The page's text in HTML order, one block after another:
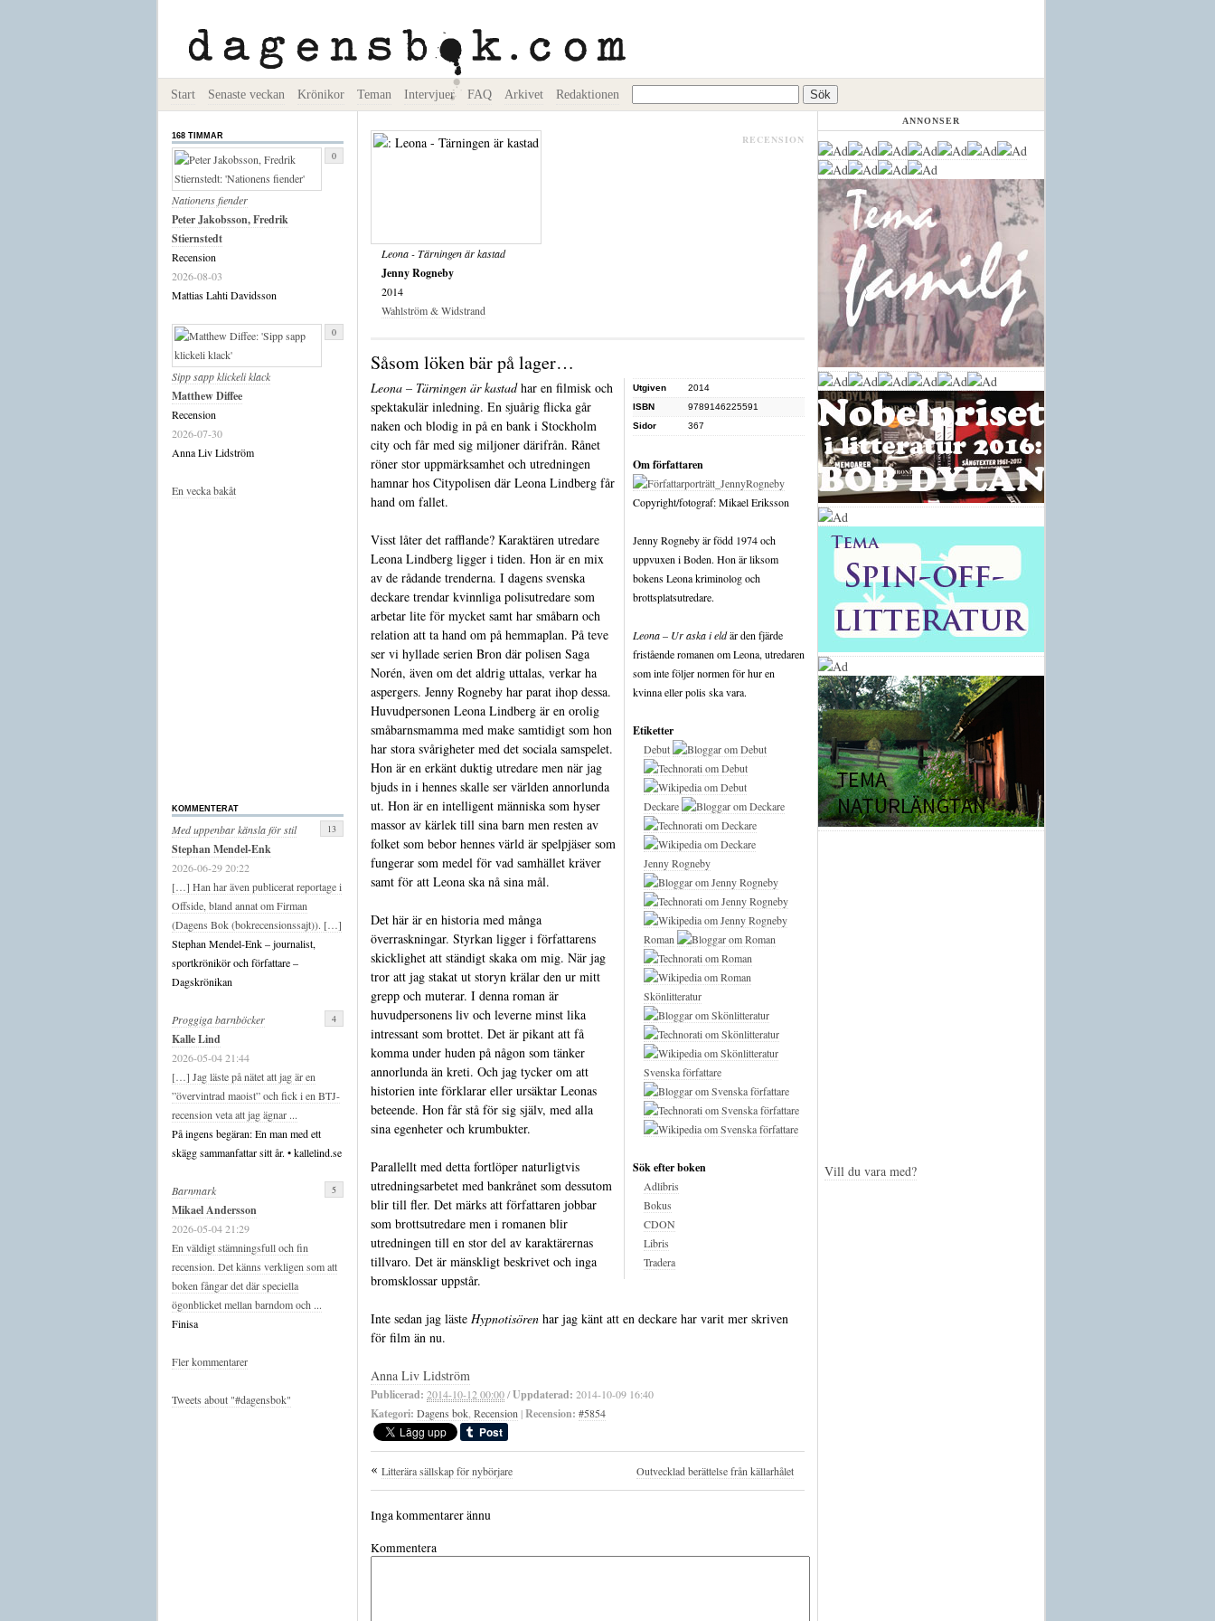
Start Senaste veckan Krönikor Teman Intervjuer FAQ Arkivet Redaktionen
RECENSION
Leona - Tärningen är kastad
Jenny Rogneby
2014
Wahlström & Widstrand
Såsom löken bär på lager…
Utgiven
2014
ISBN
9789146225591
Sidor
367
Om författaren
Copyright/fotograf: Mikael Eriksson
Jenny Rogneby är född 1974 och
uppvuxen i Boden. Hon är liksom
bokens Leona kriminolog och
brottsplatsutredare.
Leona – Ur aska i eldär den fjärde
fristående romanen om Leona, utredaren
som inte följer normen för hur en
kvinna eller polis ska vara.
Etiketter
Debut
Deckare
Jenny Rogneby
Roman
Skönlitteratur
Svenska författare
Sök efter boken
Adlibris
Bokus
CDON
Libris
Tradera
Leona – Tärningen är kastadhar en filmisk och
spektakulär inledning. En sjuårig flicka går
naken och blodig in på en bank i Stockholm
city och får med sig miljoner därifrån. Rånet
röner stor uppmärksamhet och utredningen
hamnar hos Citypolisen där Leona Lindberg får
hand om fallet.
Visst låter det rafflande? Karaktären utredare
Leona Lindberg ligger i tiden. Hon är en mix
av de rådande trenderna. I dagens svenska
deckare trendar kvinnliga polisutredare som
arbetar lite för mycket samt har småbarn och
relation att ta hand om på hemmaplan. På teve
ser vi hyllade serien Bron där polisen Saga
Norén, även om det aldrig uttalas, verkar ha
aspergers. Jenny Rogneby har parat ihop dessa.
Huvudpersonen Leona Lindberg är en orolig
småbarnsmamma med make samtidigt som hon
har stora svårigheter med det sociala samspelet.
Hon är en erkänt duktig utredare men när jag
bjuds in i hennes skalle ser världen annorlunda
ut. Hon är en intelligent människa som hyser
massor av kärlek till sina barn men resten av
folket som bebor hennes värld är spelpjäser som
fungerar som medel för vad samhället kräver
samt för att Leona ska nå sina mål.
Det här är en historia med många
överraskningar. Styrkan ligger i författarens
skicklighet att ständigt skaka om mig. När jag
tror att jag stakat ut storyn krälar den ur mitt
grepp och muterar. I denna roman är
huvudpersonens liv och leverne minst lika
intressant som brottet. Det är pikant att få
komma under huden på någon som tänker
annorlunda än kreti. Och jag tycker om att
historien inte förklarar eller ursäktar Leonas
beteende. Hon får stå för sig själv, med alla
sina egenheter och krumbukter.
Parallellt med detta fortlöper naturligtvis
utredningsarbetet med bankrånet som dessutom
blir till fler. Det märks att författaren jobbar
som brottsutredare men i romanen blir
utredningen till en stor del av karaktärernas
tillvaro. Det är mänskligt beskrivet och inga
bromsklossar uppstår.
Inte sedan jag läste Hypnotisören har jag känt att en deckare har varit mer skriven
för film än nu.
Anna Liv Lidström
Publicerad: 2014-10-12 00:00/Uppdaterad: 2014-10-09 16:40
Kategori: Dagens bok Recension |Recension: #5854
Litterära sällskap för nybörjare Outvecklad berättelse från källarhålet
Inga kommentarer ännu
Kommentera
168 TIMMAR
Nationens fiender
Peter Jakobsson, Fredrik
Stiernstedt
Recension
2026-08-03
Mattias Lahti Davidsson
0
Sipp sapp klickeli klack
Matthew Diffee
Recension
2026-07-30
Anna Liv Lidström
0
En vecka bakåt
KOMMENTERAT
Med uppenbar känsla för stil
Stephan Mendel-Enk
2026-06-29 20:22
[…] Han har även publicerat reportage i
Offside, bland annat om Firman
(Dagens Bok (bokrecensionssajt)). […]
Stephan Mendel-Enk – journalist,
sportkrönikör och författare –
Dagskrönikan
13
Proggiga barnböcker
Kalle Lind
2026-05-04 21:44
[…] Jag läste på nätet att jag är en
”övervintrad maoist” och fick i en BTJ-
recension veta att jag ägnar ...
På ingens begäran: En man med ett
skägg sammanfattar sitt år. • kallelind.se
4
Barnmark
Mikael Andersson
2026-05-04 21:29
En väldigt stämningsfull och fin
recension. Det känns verkligen som att
boken fångar det där speciella
ögonblicket mellan barndom och ...
Finisa
5
Fler kommentarer
Tweets about "#dagensbok"
ANNONSER
Vill du vara med?